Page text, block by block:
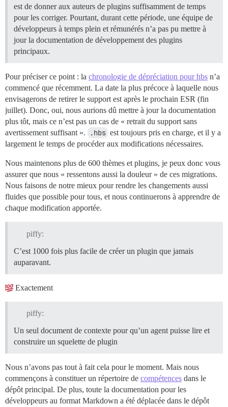
est de donner aux auteurs de plugins suffisamment de temps
pour les corriger. Pourtant, durant cette période, une équipe de
développeurs à temps plein et rémunérés n’a pas pu mettre à
jour la documentation de développement des plugins
principaux.
Pour préciser ce point : la chronologie de dépréciation pour hbs n’a
commencé que récemment. La date la plus précoce à laquelle nous
envisagerons de retirer le support est après le prochain ESR (fin
juillet). Donc, oui, nous aurions dû mettre à jour la documentation
plus tôt, mais ce n’est pas un cas de « retrait du support sans
avertissement suffisant ».
.hbs est toujours pris en charge, et il y a
largement le temps de procéder aux modifications nécessaires.
Nous maintenons plus de 600 thèmes et plugins, je peux donc vous
assurer que nous « ressentons aussi la douleur » de ces migrations.
Nous faisons de notre mieux pour rendre les changements aussi
fluides que possible pour tous, et nous continuerons à apprendre de
chaque modification apportée.
piffy:
C’est 1000 fois plus facile de créer un plugin que jamais
auparavant.
Exactement
piffy:
Un seul document de contexte pour qu’un agent puisse lire et
construire un squelette de plugin
Nous n’avons pas tout à fait cela pour le moment. Mais nous
commençons à constituer un répertoire de compétences dans le
dépôt principal. De plus, toute la documentation pour les
développeurs au format Markdown a été déplacée dans le dépôt